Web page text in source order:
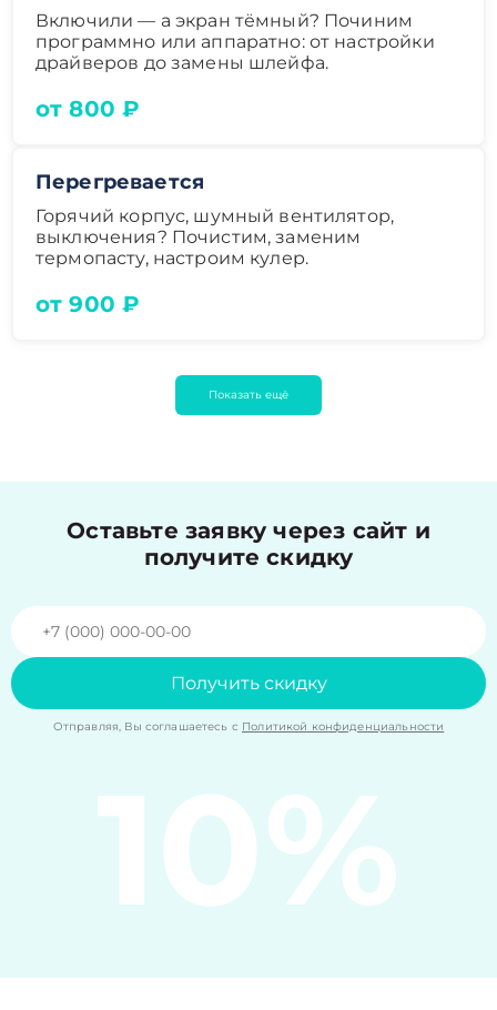
Включили — а экран тёмный? Починим
программно или аппаратно: от настройки
драйверов до замены шлейфа.
от 800 ₽
Перегревается
Горячий корпус, шумный вентилятор,
выключения? Почистим, заменим
термопасту, настроим кулер.
от 900 ₽
Показать ещё
Оставьте заявку через сайт и
получите скидку
Получить скидку
Отправляя, Вы соглашаетесь с Политикой конфиденциальности
10%